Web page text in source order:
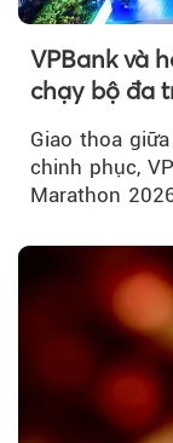
VPBank và
chạy bộ đa
Giao thoa
chinh phục,
Marathon